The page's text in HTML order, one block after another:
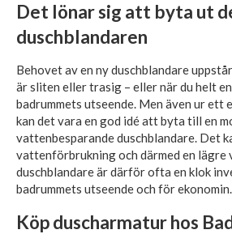
Det lönar sig att byta ut
duschblandaren
Behovet av en ny duschblandare
är sliten eller trasig – eller när du helt
badrummets utseende. Men även ur ett
kan det vara en god idé att byta till en
vattenbesparande duschblandare. Det
vattenförbrukning och därmed en lägre
duschblandare är därför ofta en klok
badrummets utseende och för ekonomin.
Köp duscharmatur hos